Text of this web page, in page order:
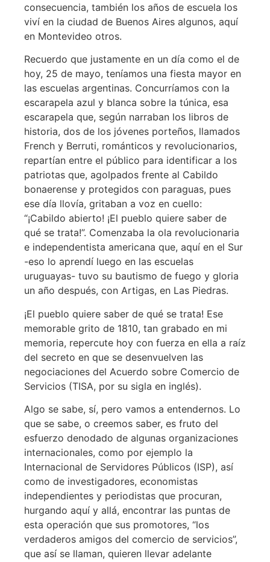
consecuencia, también los años de escuela los
viví en la ciudad de Buenos Aires algunos, aquí
en Montevideo otros.
Recuerdo que justamente en un día como el de
hoy, 25 de mayo, teníamos una fiesta mayor en
las escuelas argentinas. Concurríamos con la
escarapela azul y blanca sobre la túnica, esa
escarapela que, según narraban los libros de
historia, dos de los jóvenes porteños, llamados
French y Berruti, románticos y revolucionarios,
repartían entre el público para identificar a los
patriotas que, agolpados frente al Cabildo
bonaerense y protegidos con paraguas, pues
ese día llovía, gritaban a voz en cuello:
“¡Cabildo abierto! ¡El pueblo quiere saber de
qué se trata!”. Comenzaba la ola revolucionaria
e independentista americana que, aquí en el Sur
-eso lo aprendí luego en las escuelas
uruguayas- tuvo su bautismo de fuego y gloria
un año después, con Artigas, en Las Piedras.
¡El pueblo quiere saber de qué se trata! Ese
memorable grito de 1810, tan grabado en mi
memoria, repercute hoy con fuerza en ella a raíz
del secreto en que se desenvuelven las
negociaciones del Acuerdo sobre Comercio de
Servicios (TISA, por su sigla en inglés).
Algo se sabe, sí, pero vamos a entendernos. Lo
que se sabe, o creemos saber, es fruto del
esfuerzo denodado de algunas organizaciones
internacionales, como por ejemplo la
Internacional de Servidores Públicos (ISP), así
como de investigadores, economistas
independientes y periodistas que procuran,
hurgando aquí y allá, encontrar las puntas de
esta operación que sus promotores, “los
verdaderos amigos del comercio de servicios”,
que así se llaman, quieren llevar adelante